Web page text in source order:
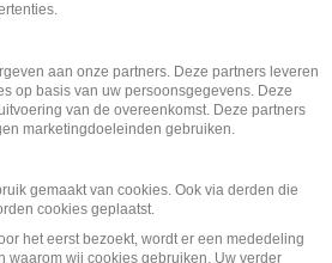
aan onze partners. Deze partners leveren
op basis van uw persoonsgegevens. Deze
van de overeenkomst. Deze partners
marketingdoeleinden gebruiken.
gemaakt van cookies. Ook via derden die
cookies geplaatst.
het eerst bezoekt, wordt er een mededeling
waarom wij cookies gebruiken. Uw verder